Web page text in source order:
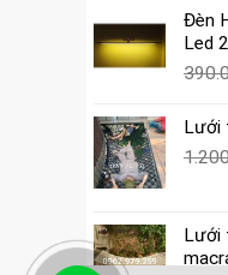
Đèn
Led
Lưới
Lưới